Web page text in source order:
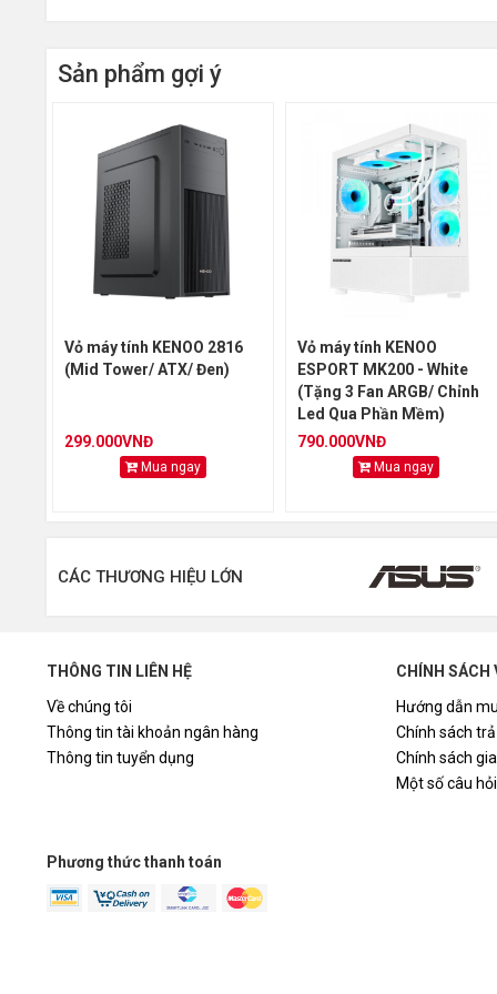
Hỗ trợ
Hỗ trợ
Hệ
Chất liệu
Kích
Màu sắc
Sản phẩm gợi ý
Vỏ máy tính KENOO 2816
(Mid Tower/ ATX/ Đen)
299.000VNĐ
Mua ngay
Vỏ máy tính KENOO
ESPORT MK200 - White
(Tặng 3 Fan ARGB/ Chỉnh
Led Qua Phần Mềm)
790.000VNĐ
Mua ngay
CÁC THƯƠNG HIỆU LỚN
THÔNG TIN LIÊN HỆ
Về chúng tôi
Thông tin tài khoản ngân hàng
Thông tin tuyển dụng
CHÍNH SÁCH
Hướng dẫn
Chính sách
Chính sách
Một số câu
Phương thức thanh toán